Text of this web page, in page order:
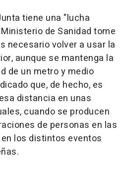
tiene una "lucha
de Sanidad tome
necesario volver a usar la
aunque se mantenga la
de un metro y medio
que, de hecho, es
distancia en unas
cuando se producen
de personas en las
los distintos eventos